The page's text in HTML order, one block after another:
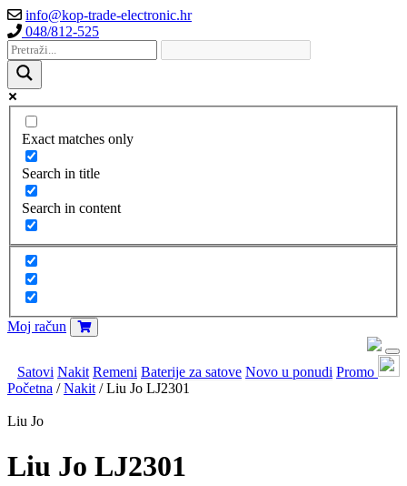
info@kop-trade-electronic.hr
048/812-525
Exact matches only
Search in title
Search in content
Moj račun
Satovi Nakit Remeni Baterije za satove Novo u ponudi Promo
Početna /Nakit / Liu Jo LJ2301
Liu Jo
Liu Jo LJ2301